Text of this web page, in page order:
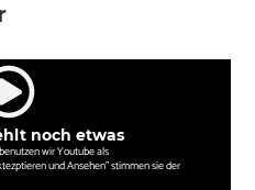
noch etwas
wir Youtube als
und Ansehen" stimmen sie der